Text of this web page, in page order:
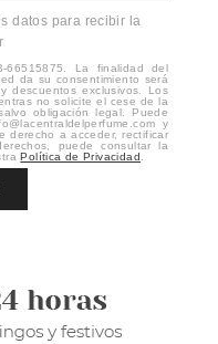
datos para recibir la
66515875. La finalidad del
da su consentimiento será
descuentos exclusivos. Los
no solicite el cese de la
obligación legal. Puede
y
derecho a acceder, rectificar
puede consultar la
Política de Privacidad